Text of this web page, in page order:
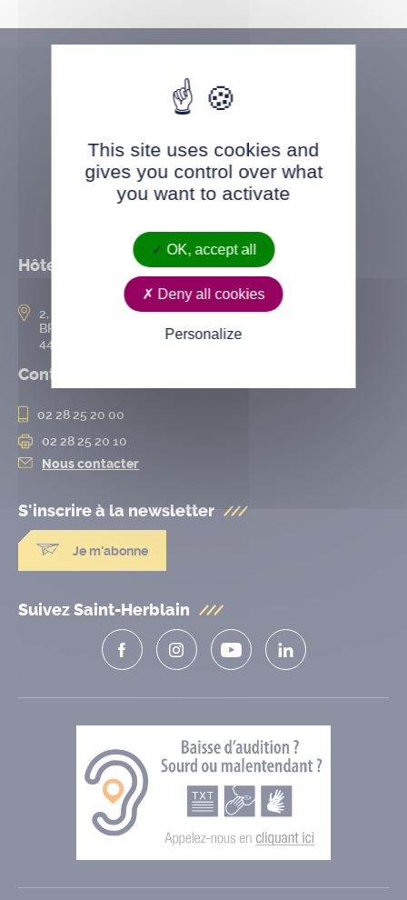
Hôtel de ville
2, rue de l’Hôtel-de-Ville
BP 50167
44802 Saint-Herblain cedex
Contact
02 28 25 20 00
02 28 25 20 10
Nous contacter
S'inscrire à la newsletter
Je m'abonne
Suivez Saint-Herblain
This site uses cookies and
gives you control over what
you want to activate
OK, accept all
Deny all cookies
Personalize